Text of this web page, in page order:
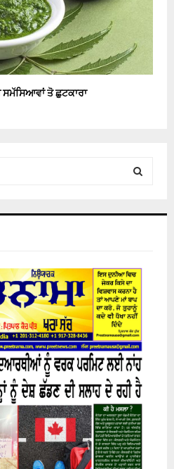
ਸਮੱਸਿਆਵਾਂ ਤੋ ਛੁਟਕਾਰਾ
C
H